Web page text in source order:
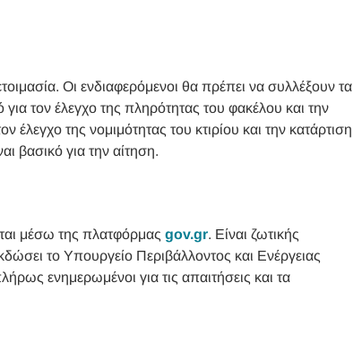
Οι ενδιαφερόμενοι θα πρέπει να συλλέξουν τα
τον έλεγχο της πληρότητας του φακέλου και την
έλεγχο της νομιμότητας του κτιρίου και την κατάρτιση
βασικό για την αίτηση.
μέσω της πλατφόρμας gov.gr. Είναι ζωτικής
το Υπουργείο Περιβάλλοντος και Ενέργειας
ενημερωμένοι για τις απαιτήσεις και τα